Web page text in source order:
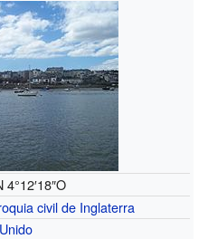
4°12′18″O
civil de Inglaterra